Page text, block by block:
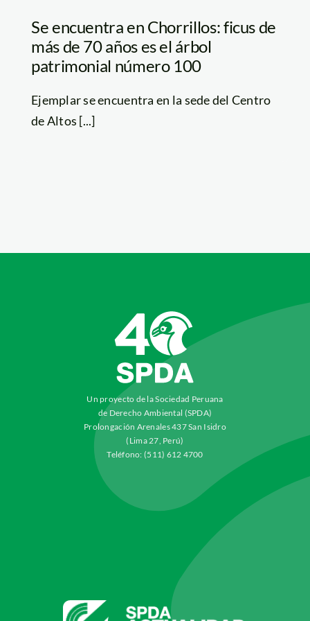
Se encuentra en Chorrillos: ficus de
más de 70 años es el árbol
patrimonial número 100
Ejemplar se encuentra en la sede del Centro
de Altos [...]
Un proyecto de la Sociedad Peruana
de Derecho Ambiental (SPDA)
Prolongación Arenales 437 San Isidro
(Lima 27, Perú)
Teléfono: (511) 612 4700